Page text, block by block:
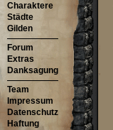
Charaktere
Städte
Gilden
Forum
Extras
Danksagung
Team
Impressum
Datenschutz
Haftung